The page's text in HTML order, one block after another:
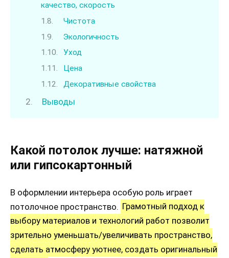
качество, скорость
Чистота
Экологичность
Уход
Цена
Декоративные свойства
Выводы
Какой потолок лучше: натяжной
или гипсокартонный
В оформлении интерьера особую роль играет
потолочное пространство. Грамотный подход к
выбору материалов и технологий работ позволит
зрительно уменьшать/увеличивать пространство,
сделать атмосферу уютнее, создать оригинальный